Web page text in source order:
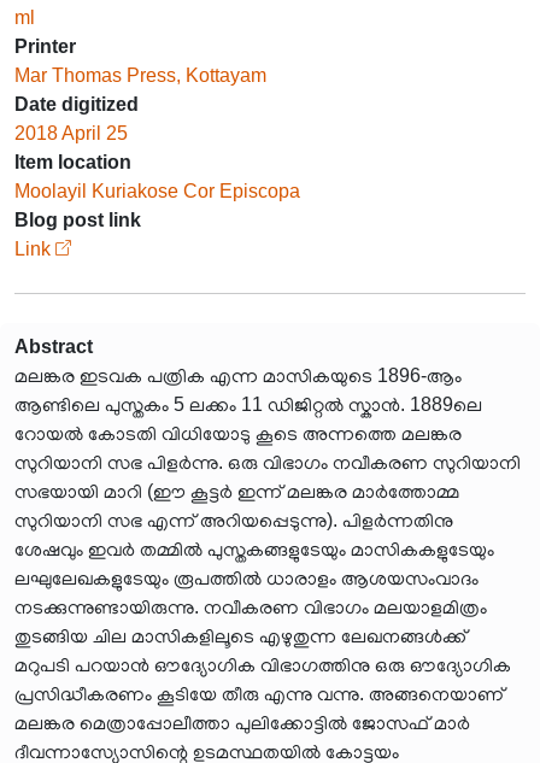
ml
Printer
Mar Thomas Press, Kottayam
Date digitized
2018 April 25
Item location
Moolayil Kuriakose Cor Episcopa
Blog post link
Link
Abstract
മലങ്കര ഇടവക പത്രിക എന്ന മാസികയുടെ 1896-ആം
ആണ്ടിലെ പുസ്തകം 5 ലക്കം 11 ഡിജിറ്റൽ സ്കാൻ. 1889ലെ
റോയൽ കോടതി വിധിയോടു കൂടെ അന്നത്തെ മലങ്കര
സുറിയാനി സഭ പിളർന്നു. ഒരു വിഭാഗം നവീകരണ സുറിയാനി
സഭയായി മാറി (ഈ കൂട്ടർ ഇന്ന് മലങ്കര മാർത്തോമ്മ
സുറിയാനി സഭ എന്ന് അറിയപ്പെടുന്നു). പിളർന്നതിനു
ശേഷവും ഇവർ തമ്മിൽ പുസ്തകങ്ങളുടേയും മാസികകളുടേയും
ലഘുലേഖകളുടേയും രൂപത്തിൽ ധാരാളം ആശയസംവാദം
നടക്കുന്നുണ്ടായിരുന്നു. നവീകരണ വിഭാഗം മലയാളമിത്രം
തുടങ്ങിയ ചില മാസികളിലൂടെ എഴുതുന്ന ലേഖനങ്ങൾക്ക്
മറുപടി പറയാൻ ഔദ്യോഗിക വിഭാഗത്തിനു ഒരു ഔദ്യോഗിക
പ്രസിദ്ധീകരണം കൂടിയേ തീരു എന്നു വന്നു. അങ്ങനെയാണ്
മലങ്കര മെത്രാപ്പോലീത്താ പുലിക്കോട്ടിൽ ജോസഫ് മാർ
ദീവന്നാസ്യോസിന്റെ ഉടമസ്ഥതയിൽ കോട്ടയം